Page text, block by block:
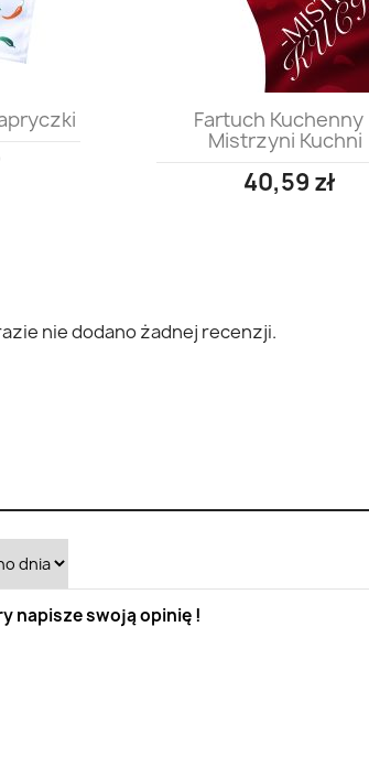
 Szybki podgląd
Fartuch Kuchenny
Mistrzyni Kuchni
40,59 zł
nie dodano żadnej recenzji.
napisze swoją opinię !